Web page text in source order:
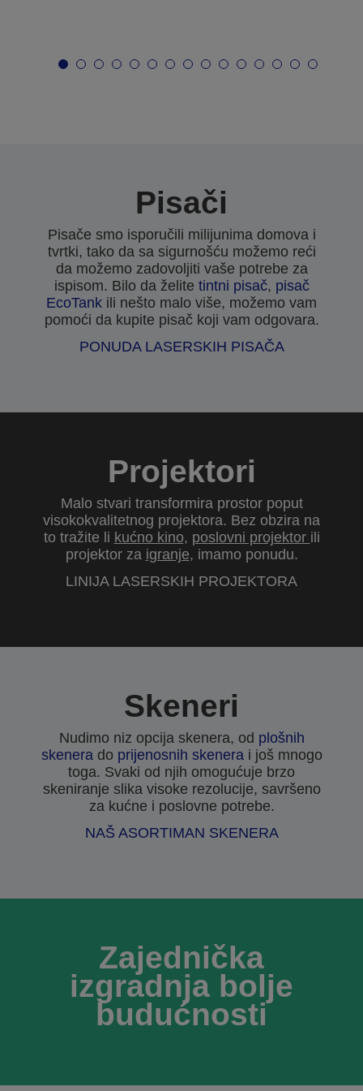
Pisači
Pisače smo isporučili milijunima domova i
tvrtki, tako da sa sigurnošću možemo reći
da možemo zadovoljiti vaše potrebe za
ispisom. Bilo da želite tintni pisač, pisač
EcoTank ili nešto malo više, možemo vam
pomoći da kupite pisač koji vam odgovara.
PONUDA LASERSKIH PISAČA
Projektori
Malo stvari transformira prostor poput
visokokvalitetnog projektora. Bez obzira na
to tražite li kućno kino, poslovni projektor ili
projektor za igranje, imamo ponudu.
LINIJA LASERSKIH PROJEKTORA
Skeneri
Nudimo niz opcija skenera, od plošnih
skenerado prijenosnih skenerai još mnogo
toga. Svaki od njih omogućuje brzo
skeniranje slika visoke rezolucije, savršeno
za kućne i poslovne potrebe.
NAŠ ASORTIMAN SKENERA
Zajednička
izgradnja bolje
budućnosti